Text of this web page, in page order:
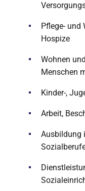
Pflege- und
Hospize
Wohnen
Menschen
Kinder-,
Arbeit,
Ausbildung